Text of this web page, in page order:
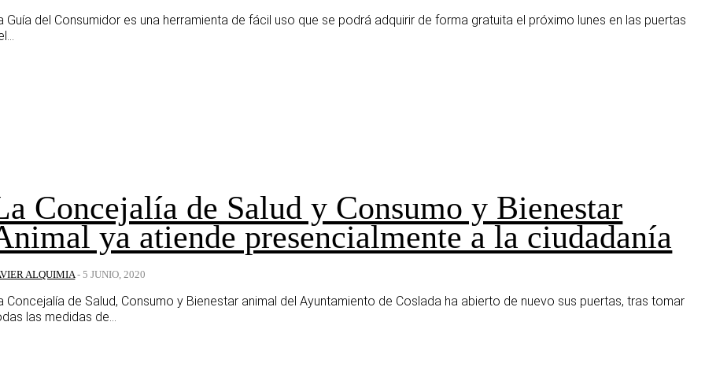
Guía del Consumidor es una herramienta de fácil uso que se podrá adquirir de forma gratuita el próximo lunes en las puertas
Concejalía de Salud y Consumo y Bienestar
ya atiende presencialmente a la ciudadanía
ALQUIMIA - 5 JUNIO, 2020
Concejalía de Salud, Consumo y Bienestar animal del Ayuntamiento de Coslada ha abierto de nuevo sus puertas, tras tomar
las medidas de...